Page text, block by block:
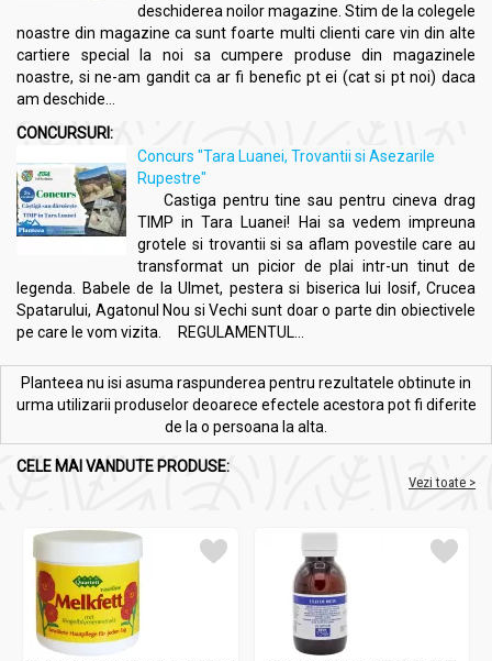
deschiderea noilor magazine. Stim de la colegele
noastre din magazine ca sunt foarte multi clienti care vin din alte
cartiere special la noi sa cumpere produse din magazinele
noastre, si ne-am gandit ca ar fi benefic pt ei (cat si pt noi) daca
am deschide...
CONCURSURI:
Concurs "Tara Luanei, Trovantii si Asezarile
Rupestre"
Castiga pentru tine sau pentru cineva drag
TIMP in Tara Luanei! Hai sa vedem impreuna
grotele si trovantii si sa aflam povestile care au
transformat un picior de plai intr-un tinut de
legenda. Babele de la Ulmet, pestera si biserica lui Iosif, Crucea
Spatarului, Agatonul Nou si Vechi sunt doar o parte din obiectivele
pe care le vom vizita. REGULAMENTUL...
Planteea nu isi asuma raspunderea pentru rezultatele obtinute in
urma utilizarii produselor deoarece efectele acestora pot fi diferite
de la o persoana la alta.
CELE MAI VANDUTE PRODUSE:
Vezi toate >